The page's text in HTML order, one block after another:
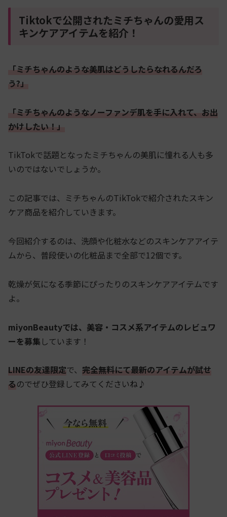
Tiktokで公開されたミチちゃんの愛用ス
キンケアアイテムを紹介！
「ミチちゃんのような美肌はどうしたらなれるんだろ
う?」
「ミチちゃんのようなノーファンデ肌を手に入れて、お出
かけしたい！」
TikTokで話題となったミチちゃんの美肌に憧れる人も多
いのではないでしょうか。
この記事では、ミチちゃんのTikTokで紹介されたスキン
ケア商品を紹介していきます。
今回紹介するのは、洗顔や化粧水などのスキンケアアイテ
ムから、普段使いの化粧品まで全部で12個です。
乾燥が気になる季節にぴったりのスキンケアアイテムです
よ。
miyonBeautyでは、美容・コスメ系アイテムのレビュワ
ーを募集 しています！
LINEの友達限定で、 完全無料にて最新のアイテムが試せ
るのでぜひ登録してみてくださいね♪